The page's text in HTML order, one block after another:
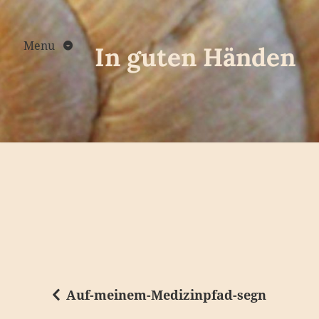
Skip
to
contentMenu In guten Händen
Auf-meinem-Medizinpfad-segn